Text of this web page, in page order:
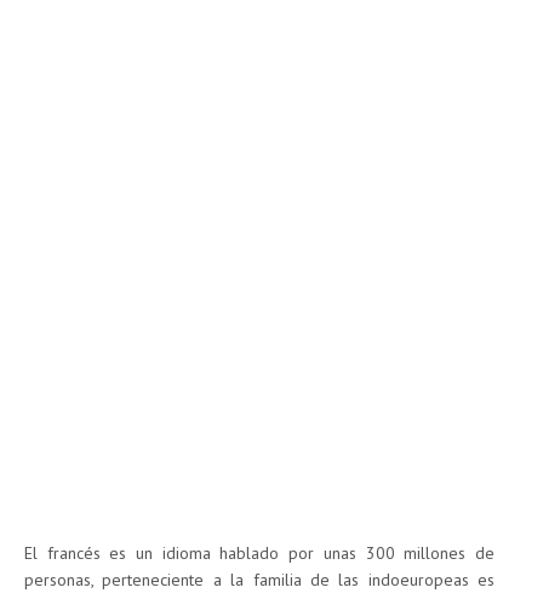
El francés es un idioma hablado por unas 300 millones de
personas, perteneciente a la familia de las indoeuropeas es